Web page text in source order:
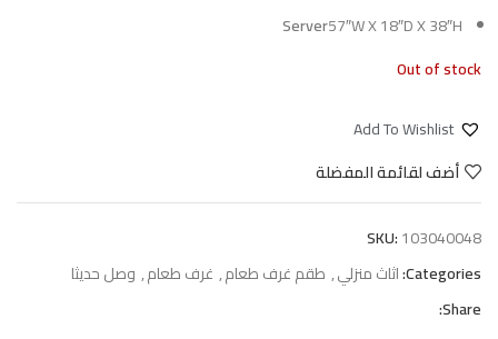
Server57″W X 18″D X 38″H
Out of stock
Add To Wishlist
أضف لقائمة المفضلة
SKU:103040048
Categories: اثاث منزلي, طقم غرف طعام, غرف طعام, وصل حديثا
Share: